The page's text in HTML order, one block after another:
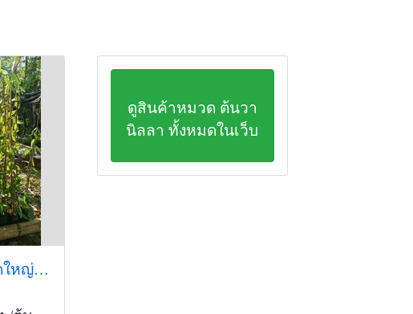
ต้นวานิลลาขนาดใหญ่ 1เมตร
ดูสินค้าหมวด ต้นวา
นิลลา ทั้งหมดในเว็บ